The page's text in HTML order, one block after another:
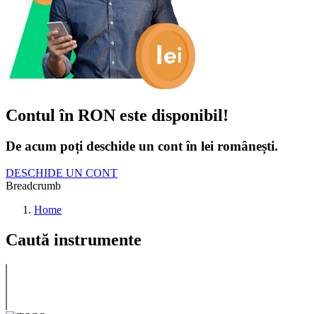
Contul în RON este disponibil!
De acum poți deschide un cont în lei românești.
DESCHIDE UN CONT
Breadcrumb
Home
Caută instrumente